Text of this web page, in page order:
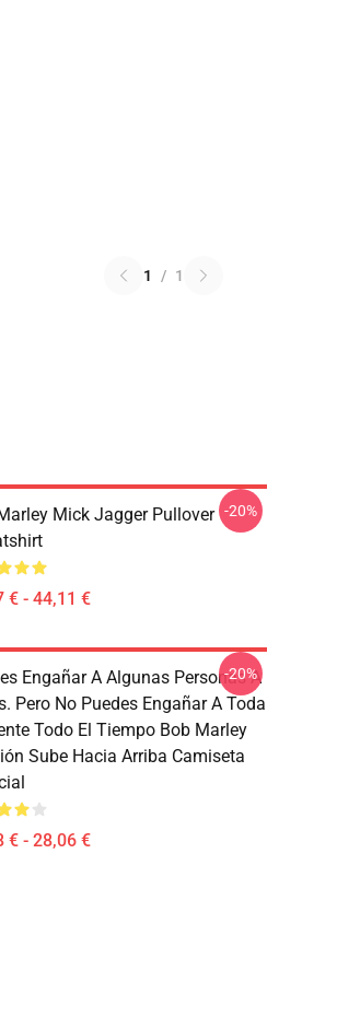
1 / 1
Mick Jagger Pullover
€ - 44,11 €
-20%
Engañar A Algunas Personas A
Pero No Puedes Engañar A Toda
Todo El Tiempo Bob Marley
Sube Hacia Arriba Camiseta
€ - 28,06 €
-20%